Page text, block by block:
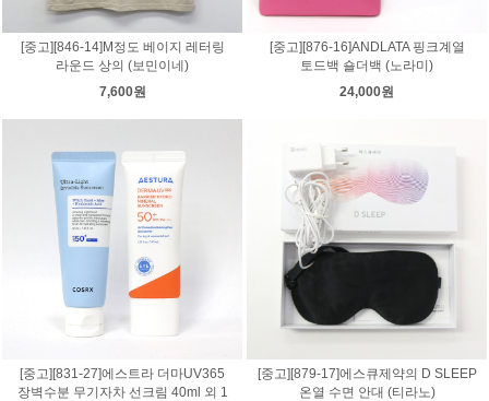
[중고][846-14]M정도 베이지 레터링
라운드 상의 (보민이네)
7,600원
[중고][876-16]ANDLATA 핑크계열
토드백 숄더백 (노라미)
24,000원
[중고][831-27]에스트라 더마UV365
장벽수분 무기자차 선크림 40ml 외 1
[중고][879-17]에스큐제약의 D SLEEP
온열 수면 안대 (티라노)